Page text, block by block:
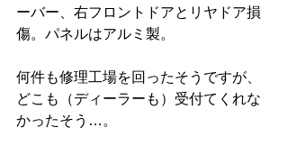
ーバー、右フロントドアとリヤドア損
傷。パネルはアルミ製。
何件も修理工場を回ったそうですが、
どこも（ディーラーも）受付てくれな
かったそう…。